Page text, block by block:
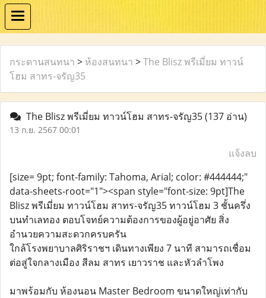
กระดานสนทนา > ห้องสนทนา >The Blisz พรีเมี่ยม ทาวน์
โฮม สาทร-จรัญ35
The Blisz พรีเมี่ยม ทาวน์โฮม สาทร-จรัญ35(137 อ่าน)
13 ก.ย. 2567 00:01
แจ้งลบ
[size= 9pt; font-family: Tahoma, Arial; color: #444444;"
data-sheets-root="1"><span style="font-size: 9pt]The
Blisz พรีเมี่ยม ทาวน์โฮม สาทร-จรัญ35 ทาวน์โฮม 3 ชั้นครึ่ง
บนทำเลทอง ตอบโจทย์ความต้องการของผู้อยู่อาศัย สิ่ง
อำนวยความสะดวกครบครัน
ใกล้โรงพยาบาลศิริราชฯ เดินทางเพียง 7 นาที สามารถเชื่อม
ต่อสู่ใจกลางเมือง สีลม สาทร เยาวราช และหัวลําโพง
มาพร้อมกับ ห้องนอน Master Bedroom ขนาดใหญ่เท่ากับ